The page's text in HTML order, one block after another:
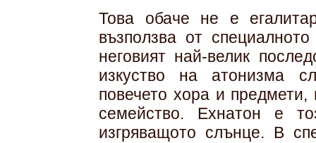
Това обаче не е
възползва от
неговият най-велик
изкуство на атонизма
повечето хора и предмети,
семейство. Ехнатон е
изгряващото слънце. В